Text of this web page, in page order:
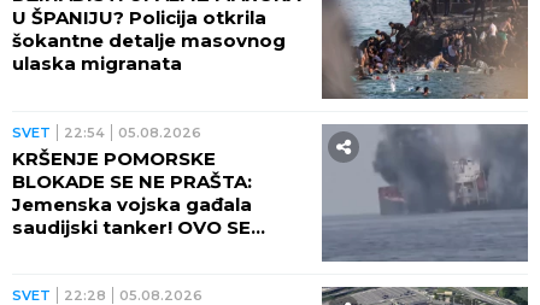
U ŠPANIJU? Policija otkrila
šokantne detalje masovnog
ulaska migranata
SVET 22:54 05.08.2026
KRŠENJE POMORSKE
BLOKADE SE NE PRAŠTA:
Jemenska vojska gađala
saudijski tanker! OVO SE
SVET 22:28 05.08.2026